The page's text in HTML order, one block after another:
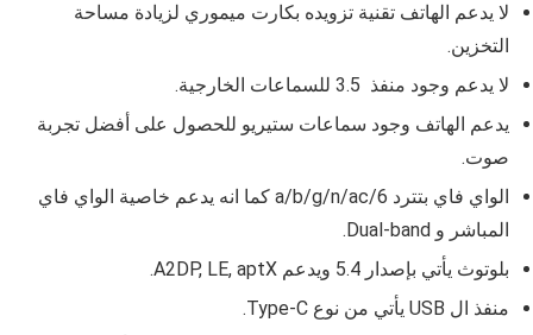
لا يدعم الهاتف تقنية تزويده بكارت ميموري لزيادة مساحة
التخزين.
لا يدعم وجود منفذ 3.5 للسماعات الخارجية.
يدعم الهاتف وجود سماعات ستيريو للحصول على أفضل تجربة
صوت.
الواي فاي بتترد a/b/g/n/ac/6 كما انه يدعم خاصية الواي فاي
المباشر و Dual-band.
بلوتوث يأتي بإصدار 5.4 ويدعم A2DP, LE, aptX.
منفذ ال USB يأتي من نوع Type-C.